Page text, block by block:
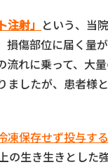
注射」 という、当
損傷部位に届く量
れに乗って、大
したが、患者様
凍保存せず投与す
生き生きとした